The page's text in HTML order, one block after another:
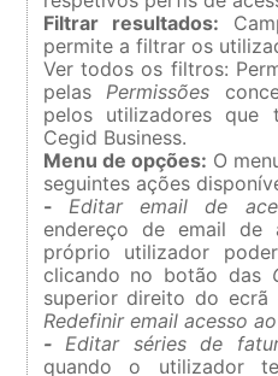
Filtrar resultados:
permite a filtrar os
Ver todos os filtros:
pelasPermissões
pelos utilizadores
Cegid Business.
Menu de opções: O
seguintes ações
- Editar email de
endereço de email de
próprio utilizador
clicando no botão das
superior direito do ecrã
Redefinir email acesso
-Editar séries de
quando o utilizador